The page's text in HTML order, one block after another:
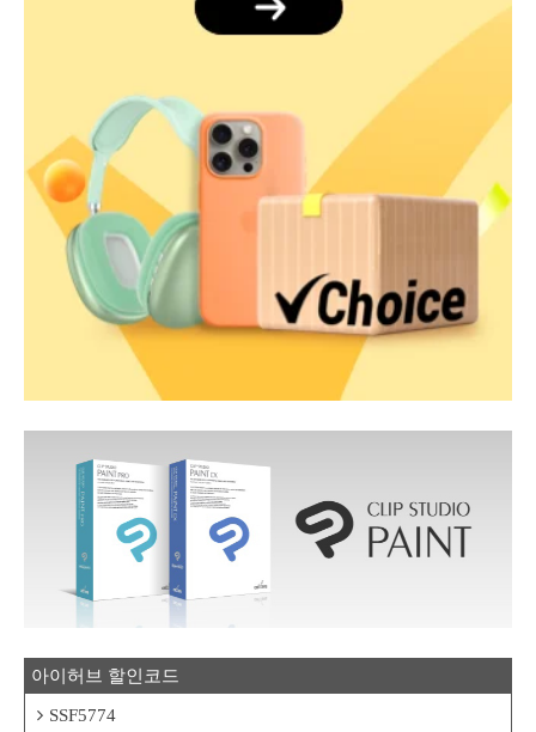
아이허브 할인코드
SSF5774